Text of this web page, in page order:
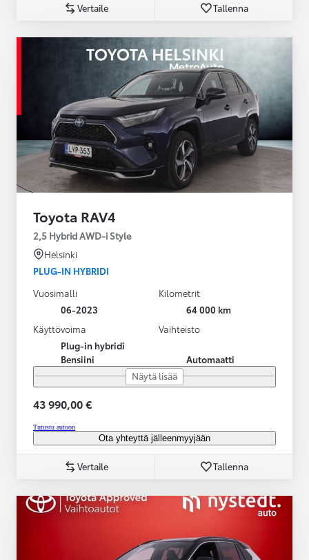
Vertaile Tallenna
Toyota RAV4
2,5 Hybrid AWD-i Style
Helsinki
PLUG-IN HYBRIDI
Vuosimalli
06-2023
Kilometrit
64 000 km
Käyttövoima
Plug-in hybridi
Bensiini
Vaihteisto
Automaatti
Näytä lisää
43 990,00 €
Tutustu autoon
Ota yhteyttä jälleenmyyjään
Vertaile Tallenna